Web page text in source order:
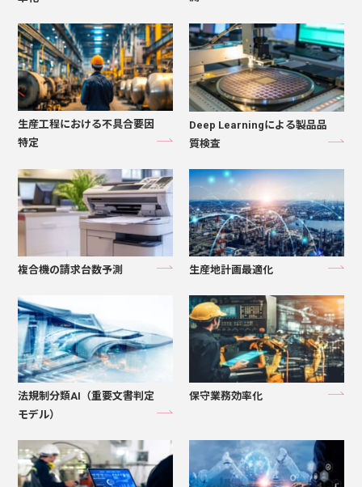
生産工程における不具合要因
特定
Deep Learningによる製品品
質検査
複合機の請求台数予測 生産地計画最適化
法規制分類AI（重要文書判定
モデル）
保守業務効率化